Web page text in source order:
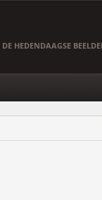
HEDENDAAGSE